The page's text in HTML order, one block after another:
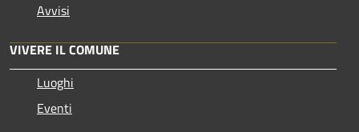
Avvisi
VIVERE IL COMUNE
Luoghi
Eventi